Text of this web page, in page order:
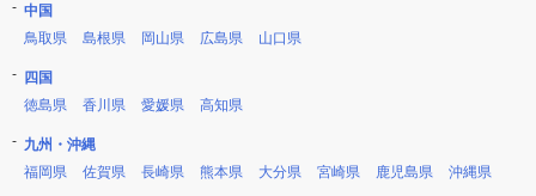
中国
鳥取県
島根県 岡山県 広島県 山口県
四国
徳島県
香川県 愛媛県 高知県
九州・沖縄
福岡県
佐賀県 長崎県 熊本県 大分県 宮崎県 鹿児島県 沖縄県